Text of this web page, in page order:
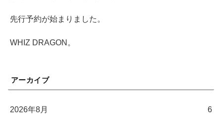
先行予約が始まりました。
WHIZ DRAGON。
アーカイブ
2026年8月 6